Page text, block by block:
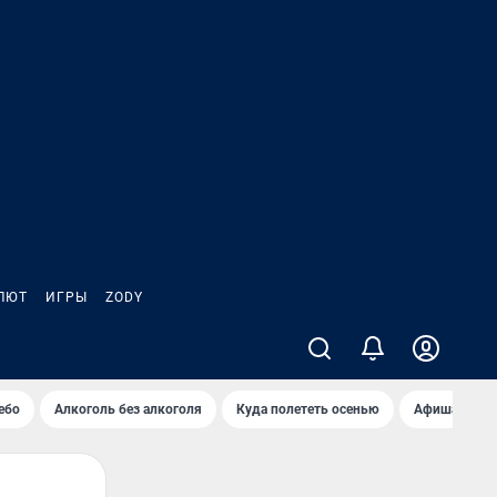
ИГРЫ ZODY
Алкоголь без алкоголя Куда полететь осенью Афиша на